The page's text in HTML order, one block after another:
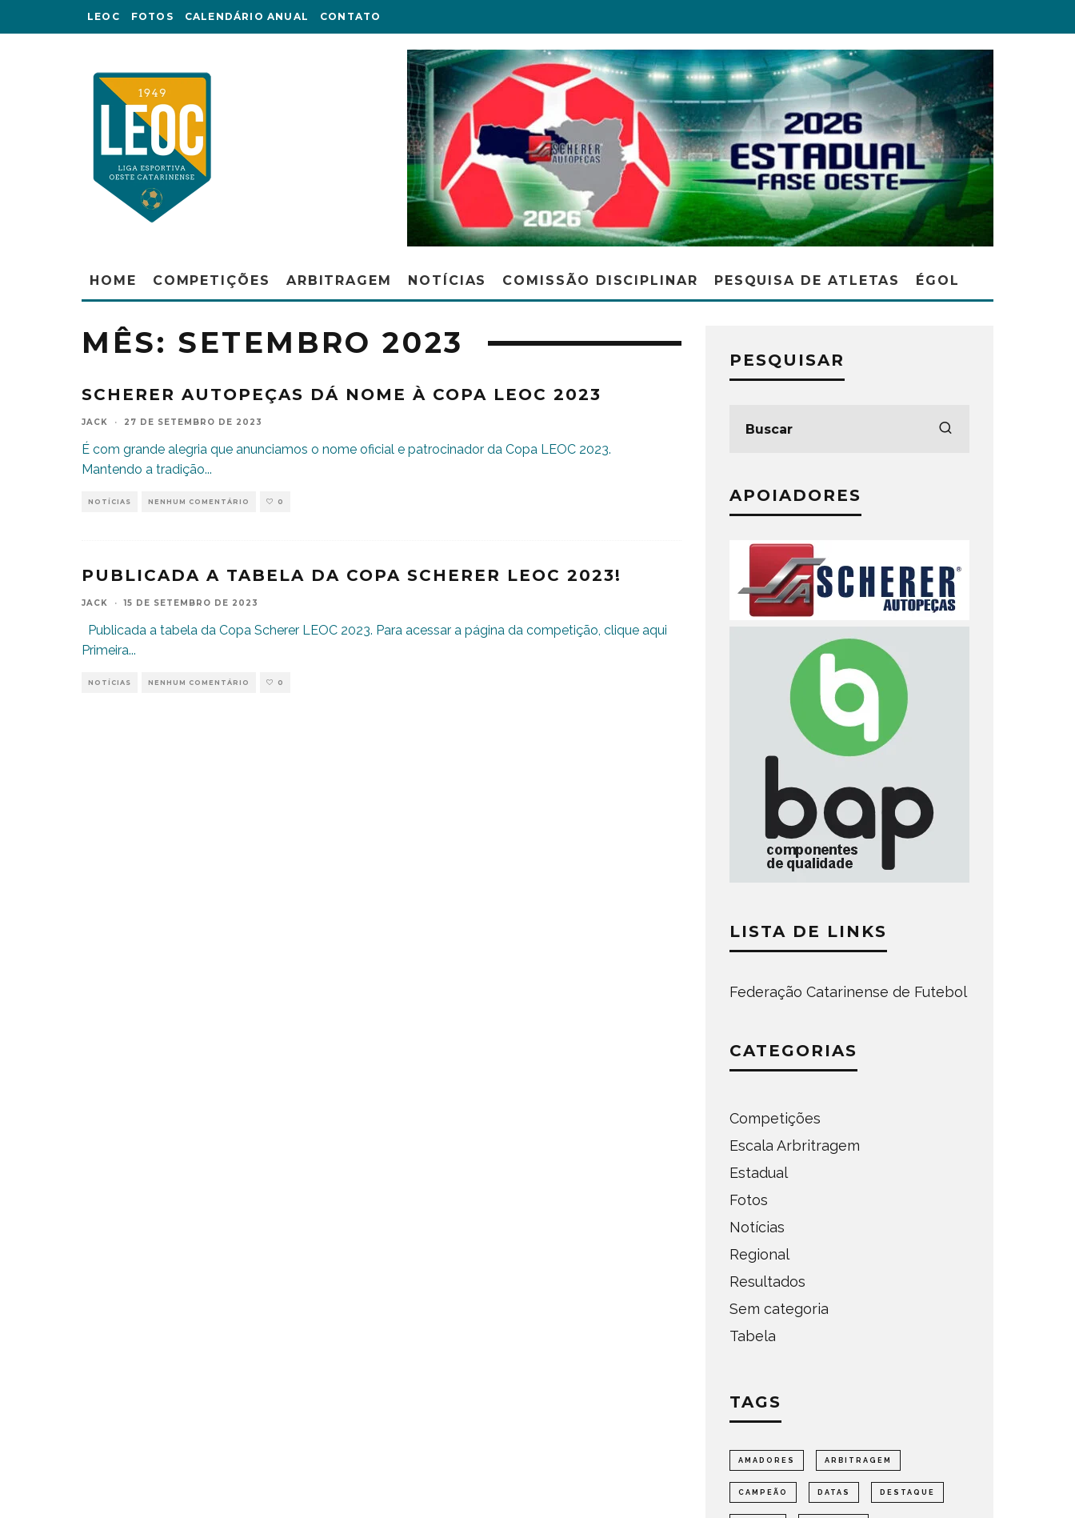
LEOC FOTOS CALENDÁRIO ANUAL CONTATO
HOME COMPETIÇÕES ARBITRAGEM NOTÍCIAS COMISSÃO DISCIPLINAR PESQUISA DE ATLETAS ÉGOL
MÊS: SETEMBRO 2023
SCHERER AUTOPEÇAS DÁ NOME À COPA LEOC 2023
JACK · 27 DE SETEMBRO DE 2023
É com grande alegria que anunciamos o nome oficial e patrocinador da Copa LEOC 2023.
Mantendo a tradição...
NOTÍCIAS NENHUM COMENTÁRIO 0
PUBLICADA A TABELA DA COPA SCHERER LEOC 2023!
JACK · 15 DE SETEMBRO DE 2023
Publicada a tabela da Copa Scherer LEOC 2023. Para acessar a página da competição, clique aqui
Primeira...
NOTÍCIAS NENHUM COMENTÁRIO 0
PESQUISAR
APOIADORES
LISTA DE LINKS
Federação Catarinense de Futebol
CATEGORIAS
Competições
Escala Arbritragem
Estadual
Fotos
Notícias
Regional
Resultados
Sem categoria
Tabela
TAGS
AMADORES ARBITRAGEM
CAMPEÃO DATAS DESTAQUE